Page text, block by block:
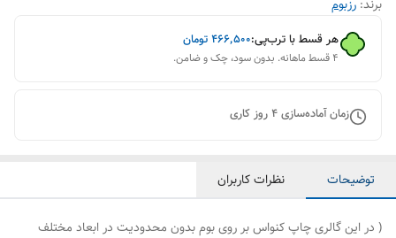
برند: رزبوم
هر قسط با ترب‌پی:۴۶۶٬۵۰۰تومان
۴ قسط ماهانه. بدون سود، چک و ضامن.
زمان آماده‌سازی4روز کاری
توضیحات نظرات کاربران
( در این گالری چاپ کنواس بر روی بوم بدون محدودیت در ابعاد مختلف